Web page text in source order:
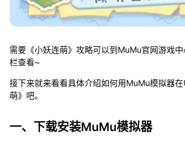
需要《小妖连萌》攻略可以到MuMu官网游戏
栏查看~
接下来就来看看具体介绍如何用MuMu模拟器
萌》吧。
一、下载安装MuMu模拟器